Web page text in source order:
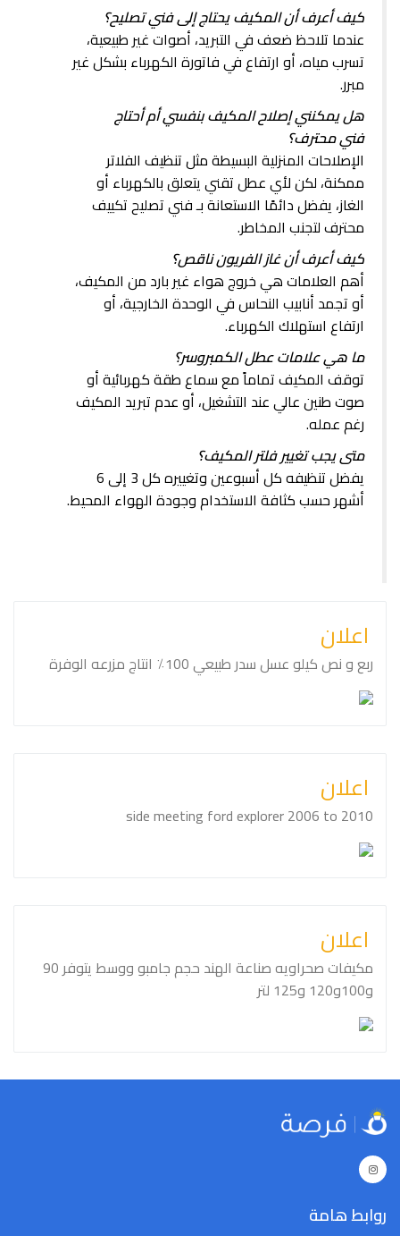
كيف أعرف أن المكيف يحتاج إلى فني تصليح؟
عندما تلاحظ ضعف في التبريد، أصوات غير طبيعية،
تسرب مياه، أو ارتفاع في فاتورة الكهرباء بشكل غير
مبرر.
هل يمكنني إصلاح المكيف بنفسي أم أحتاج
فني محترف؟
الإصلاحات المنزلية البسيطة مثل تنظيف الفلاتر
ممكنة، لكن لأي عطل تقني يتعلق بالكهرباء أو
الغاز، يفضل دائمًا الاستعانة بـ فني تصليح تكييف
محترف لتجنب المخاطر.
كيف أعرف أن غاز الفريون ناقص؟
أهم العلامات هي خروج هواء غير بارد من المكيف،
أو تجمد أنابيب النحاس في الوحدة الخارجية، أو
ارتفاع استهلاك الكهرباء.
ما هي علامات عطل الكمبروسر؟
توقف المكيف تماماً مع سماع طقة كهربائية أو
صوت طنين عالي عند التشغيل، أو عدم تبريد المكيف
رغم عمله.
متى يجب تغيير فلتر المكيف؟
يفضل تنظيفه كل أسبوعين وتغييره كل 3 إلى 6
أشهر حسب كثافة الاستخدام وجودة الهواء المحيط.
اعلان
ربع و نص كيلو عسل سدر طبيعي ⁦⁦100⁩⁩٪ انتاج مزرعه الوفرة
اعلان
side meeting ford explorer 2006 to 2010
اعلان
و⁦⁦100⁩⁩و⁦⁦120⁩⁩ و⁦⁦125⁩⁩ لتر
روابط هامة